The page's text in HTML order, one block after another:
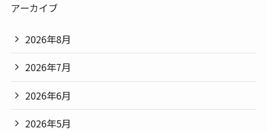
アーカイブ
2026年8月
2026年7月
2026年6月
2026年5月